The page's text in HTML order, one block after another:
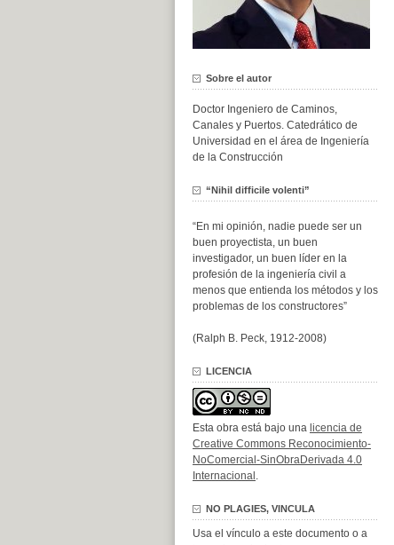
Sobre el autor
Doctor Ingeniero de Caminos,
Canales y Puertos. Catedrático de
Universidad en el área de Ingeniería
de la Construcción
“Nihil difficile volenti”
“En mi opinión, nadie puede ser un
buen proyectista, un buen
investigador, un buen líder en la
profesión de la ingeniería civil a
menos que entienda los métodos y los
problemas de los constructores”
(Ralph B. Peck, 1912-2008)
LICENCIA
Esta obra está bajo una licencia de
Creative Commons Reconocimiento-
NoComercial-SinObraDerivada 4.0
Internacional .
NO PLAGIES, VINCULA
Usa el vínculo a este documento o a